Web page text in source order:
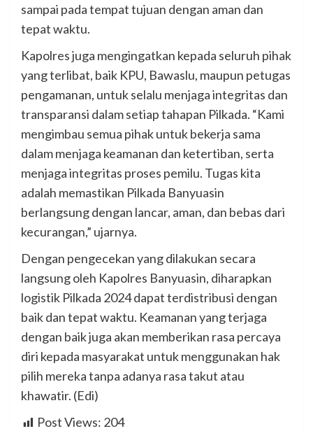
sampai pada tempat tujuan dengan aman dan
tepat waktu.
Kapolres juga mengingatkan kepada seluruh pihak
yang terlibat, baik KPU, Bawaslu, maupun petugas
pengamanan, untuk selalu menjaga integritas dan
transparansi dalam setiap tahapan Pilkada. “Kami
mengimbau semua pihak untuk bekerja sama
dalam menjaga keamanan dan ketertiban, serta
menjaga integritas proses pemilu. Tugas kita
adalah memastikan Pilkada Banyuasin
berlangsung dengan lancar, aman, dan bebas dari
kecurangan,” ujarnya.
Dengan pengecekan yang dilakukan secara
langsung oleh Kapolres Banyuasin, diharapkan
logistik Pilkada 2024 dapat terdistribusi dengan
baik dan tepat waktu. Keamanan yang terjaga
dengan baik juga akan memberikan rasa percaya
diri kepada masyarakat untuk menggunakan hak
pilih mereka tanpa adanya rasa takut atau
khawatir. (Edi)
Post Views: 204